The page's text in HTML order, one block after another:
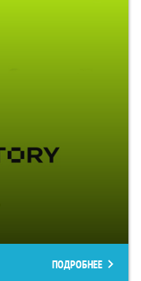
ПОДРОБНЕЕ